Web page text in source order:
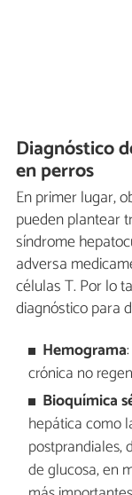
Diagnóstico
en perros
En primer lugar,
pueden plantear
síndrome
adversa
células T. Por lo
diagnóstico para
Hemograma
crónica no
Bioquímica
hepática como
postprandiales,
de glucosa, en